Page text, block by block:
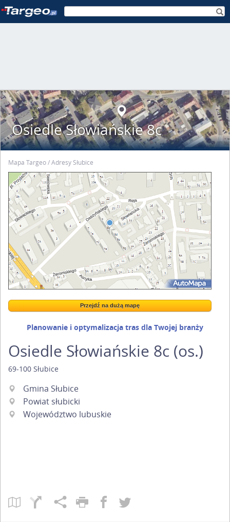
Osiedle Słowiańskie 8c
Mapa Targeo Adresy Słubice
Wstaw tę mapkę na swoją stronę
Przejdź na dużą mapę
Przejdź na dużą mapę
Planowanie i optymalizacja tras dla Twojej branży
Osiedle Słowiańskie 8c (os.)
69-100 Słubice
Gmina Słubice
Powiat słubicki
Województwo lubuskie